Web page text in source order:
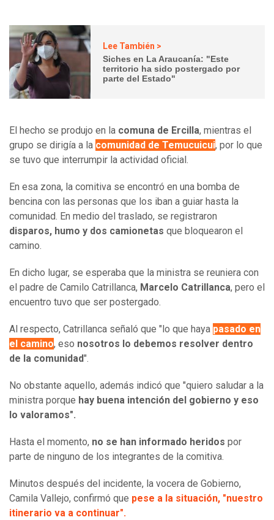
Lee También >
Siches en La Araucanía: "Este
territorio ha sido postergado por
parte del Estado"
El hecho se produjo en la comuna de Ercilla, mientras el
grupo se dirigía a la comunidad de Temucuicui, por lo que
se tuvo que interrumpir la actividad oficial.
En esa zona, la comitiva se encontró en una bomba de
bencina con las personas que los iban a guiar hasta la
comunidad. En medio del traslado, se registraron
disparos, humo y dos camionetas que bloquearon el
camino.
En dicho lugar, se esperaba que la ministra se reuniera con
el padre de Camilo Catrillanca, Marcelo Catrillanca, pero el
encuentro tuvo que ser postergado.
Al respecto, Catrillanca señaló que "lo que haya pasado en
el camino, eso nosotros lo debemos resolver dentro
de la comunidad".
No obstante aquello, además indicó que "quiero saludar a la
ministra porque hay buena intención del gobierno y eso
lo valoramos".
Hasta el momento, no se han informado heridos por
parte de ninguno de los integrantes de la comitiva.
Minutos después del incidente, la vocera de Gobierno,
Camila Vallejo, confirmó que pese a la situación, "nuestro
itinerario va a continuar".